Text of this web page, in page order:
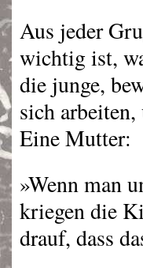
Aus jeder
wichtig ist,
die junge,
sich
Eine Mutter:
»Wenn man
kriegen die
drauf, dass